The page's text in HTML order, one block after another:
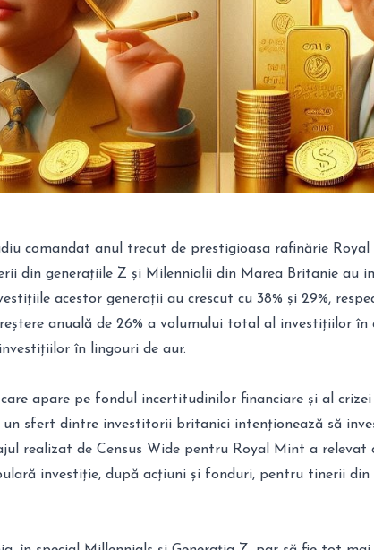
comandat anul trecut de prestigioasa rafinărie
din generațiile Z și Milennialii din Marea Britanie au
acestor generații au crescut cu 38% și 29%,
anuală de 26% a volumului total al investițiilor în
în lingouri de aur.
apare pe fondul incertitudinilor financiare și al
sfert dintre investitorii britanici intenționează să
realizat de Census Wide pentru Royal Mint a relevat
investiție, după acțiuni și fonduri, pentru tinerii din